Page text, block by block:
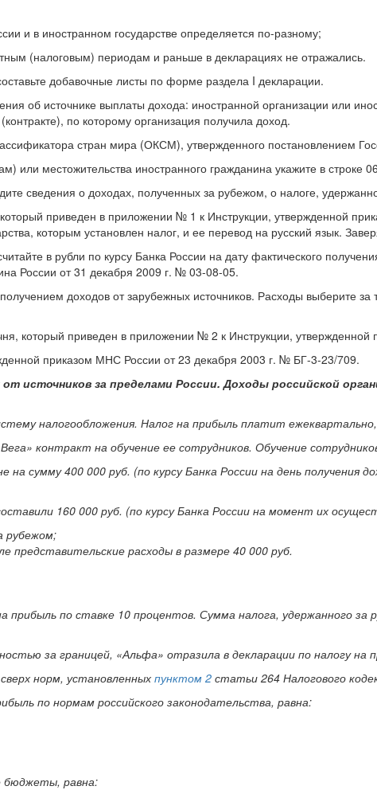
и в иностранном государстве определяется по-разному;
(налоговым) периодам и раньше в декларациях не отражались.
добавочные листы по форме раздела I декларации.
об источнике выплаты дохода: иностранной организации или
по которому организация получила доход.
стран мира (ОКСМ), утвержденного постановлением
или местожительства иностранного гражданина укажите в строке
сведения о доходах, полученных за рубежом, о налоге,
приведен в приложении № 1 к Инструкции, утвержденной
которым установлен налог, и ее перевод на русский язык.
в рубли по курсу Банка России на дату фактического
России от 31 декабря 2009 г. № 03-08-05.
доходов от зарубежных источников. Расходы выберите
который приведен в приложении № 2 к Инструкции,
приказом МНС России от 23 декабря 2003 г. № БГ-3-23/709.
источников за пределами России. Доходы российской
налогообложения. Налог на прибыль платит
контракт на обучение ее сотрудников. Обучение
на сумму 400 000 руб. (по курсу Банка России на день
160 000 руб. (по курсу Банка России на момент их
рубежом;
представительские расходы в размере 40 000 руб.
по ставке 10 процентов. Сумма налога, удержанного за
за границей, «Альфа» отразила в декларации по налогу на
норм, установленных пунктом 2 статьи 264 Налогового
по нормам российского законодательства, равна:
бюджеты, равна: